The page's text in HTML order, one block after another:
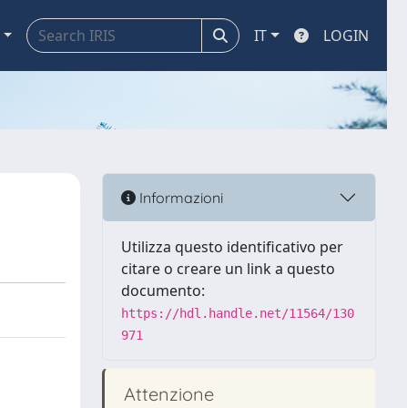
IT LOGIN
Informazioni
Utilizza questo identificativo per
citare o creare un link a questo
documento:
https://hdl.handle.net/11564/130
971
Attenzione